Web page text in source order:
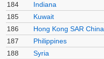
184
Indiana
185
Kuwait
186
Hong Kong SAR China
187
Philippines
188
Syria